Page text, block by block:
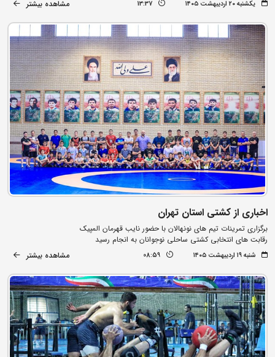
یکشنبه ۲۰ اردیبهشت ۱۴۰۵ 13:37 مشاهده بیشتر
اخباری از کشتی استان تهران
برگزاری تمرینات تیم های نونهالان با حضور نایب قهرمان المپیک
رقابت های انتخابی کشتی ساحلی نوجوانان به انجام رسید
شنبه ۱۹ اردیبهشت ۱۴۰۵ 08:59 مشاهده بیشتر